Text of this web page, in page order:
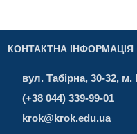
КОНТАКТНА ІНФОРМАЦІЯ
вул. Табірна, 30-32, м.
(+38 044) 339-99-01
krok@krok.edu.ua